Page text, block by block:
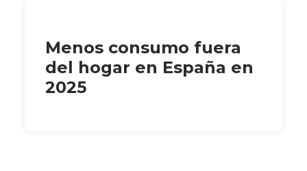
Menos consumo fuera
del hogar en España en
2025